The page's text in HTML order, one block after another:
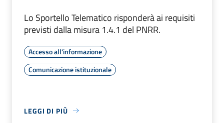
Lo Sportello Telematico risponderà ai requisiti
previsti dalla misura 1.4.1 del PNRR.
Accesso all'informazione
Comunicazione istituzionale
LEGGI DI PIÙ